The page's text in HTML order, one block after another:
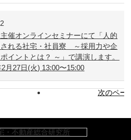
催オンラインセミナーにて「人的
れる社宅・社員寮 ～採用力や企
イントとは？ ～」で講演します。
月27日(火) 13:00〜15:00
次のペー